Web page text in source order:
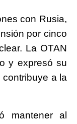
con Rusia,
por cinco
La OTAN
y expresó su
a la
mantener al